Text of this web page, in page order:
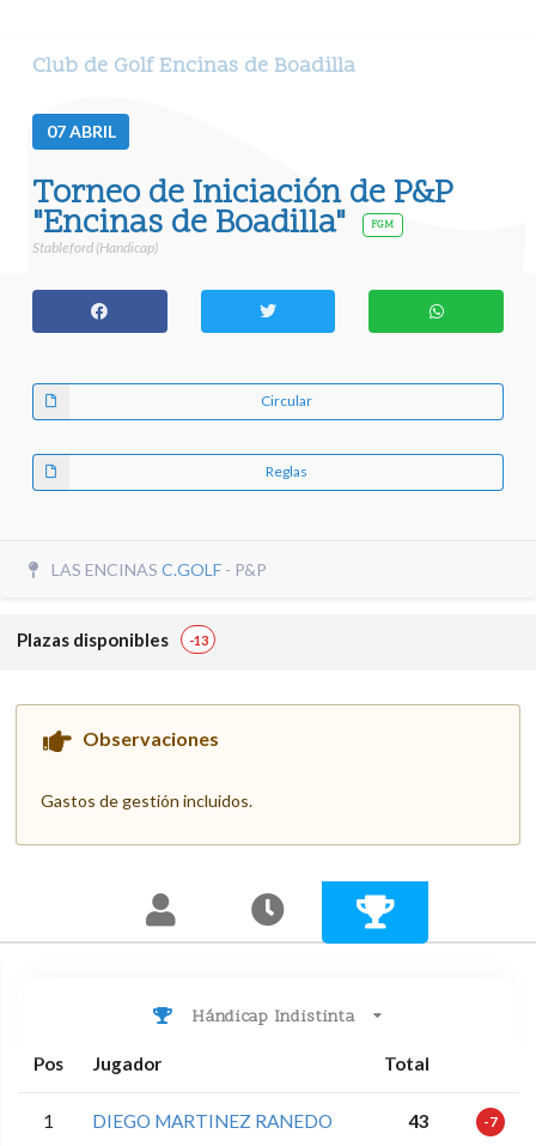
Club de Golf Encinas de Boadilla
07ABRIL
Torneo de Iniciación de P&P
"Encinas de Boadilla" FGM
Stableford (Handicap)
Circular
Reglas
LAS ENCINASC.GOLF - P&P
Plazas disponibles -13
Observaciones
Gastos de gestión incluidos.
Hándicap Indistinta
Pos Jugador Total
1 DIEGO MARTINEZ RANEDO 43 -7